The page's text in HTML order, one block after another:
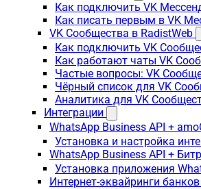
Как подключить VK
Как писать первым в VK
VK Сообщества в RadistWeb
Как подключить VK
Как работают чаты VK
Частые вопросы: VK
Чёрный список для VK
Аналитика для VK
Интеграции
WhatsApp Business API +
Установка и настройка
WhatsApp Business API +
Установка приложения
Интернет-эквайринги банков